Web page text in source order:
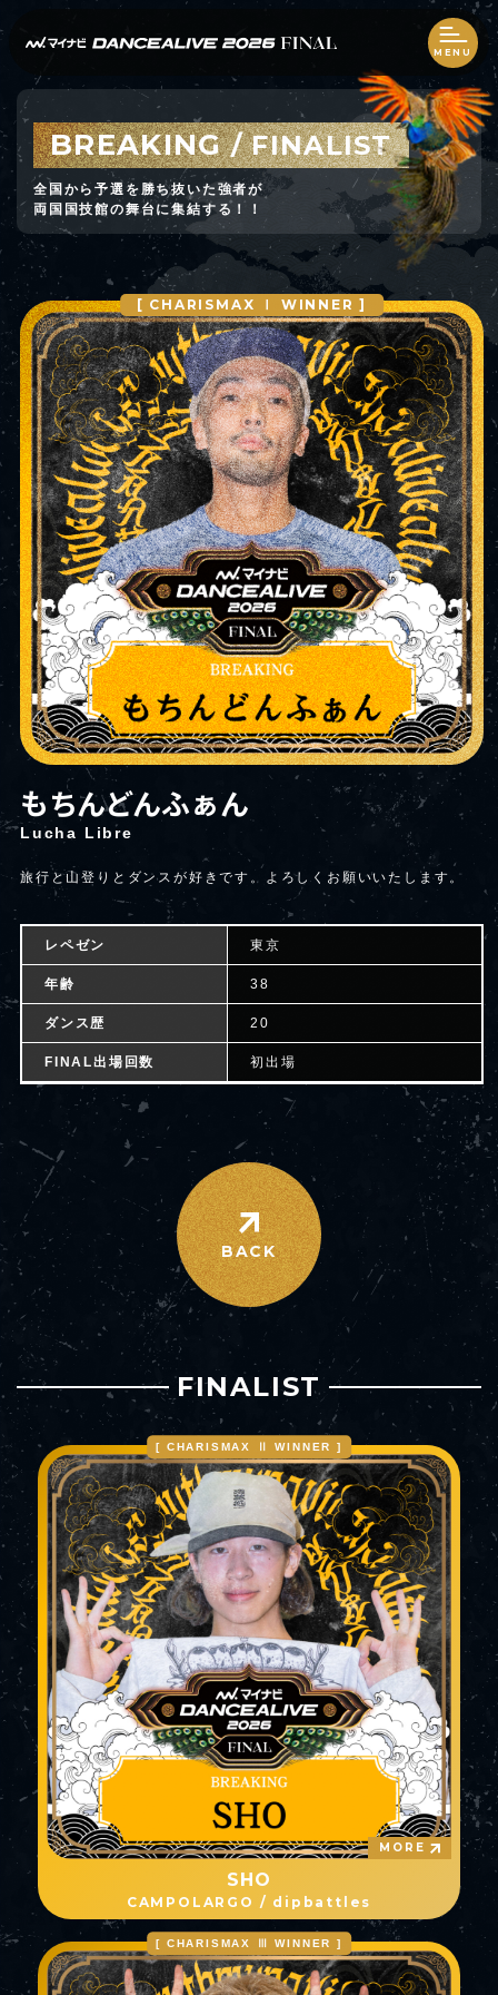
MENU
BREAKING/ FINALIST
全国から予選を勝ち抜いた強者が
両国国技館の舞台に集結する！！
[ CHARISMAX Ⅰ WINNER ]
もちんどんふぁん
Lucha Libre
旅行と山登りとダンスが好きです。よろしくお願いいたします。
レペゼン 東京
年齢 38
ダンス歴 20
FINAL出場回数 初出場
BACK
FINALIST
[ CHARISMAX Ⅱ WINNER ]
MORE
SHO
CAMPOLARGO / dipbattles
[ CHARISMAX Ⅲ WINNER ]